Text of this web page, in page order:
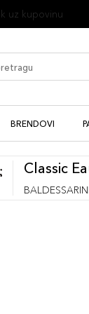
uz kupovinu
BRENDOVI
Classic
BALDESSARINI